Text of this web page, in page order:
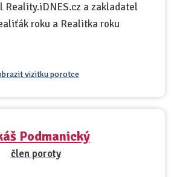
Reality.iDNES.cz a zakladatel
roku a Realitka roku
vizitku porotce
Podmanický
člen poroty